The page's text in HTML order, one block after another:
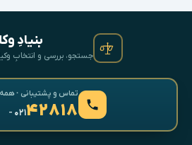
بنیادِ
جستجو، بررسی و انتخابِ وکیل
تماس و پشتیبانی · همه‌روزه
۴۲۸۱۸- ۰۲۱